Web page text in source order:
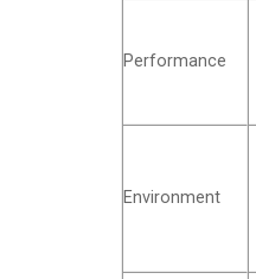
Performance
Environment